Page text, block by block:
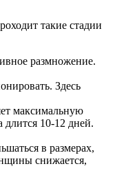
такие стадии
размножение.
Здесь
максимальную
длится 10-12 дней.
в размерах,
снижается,